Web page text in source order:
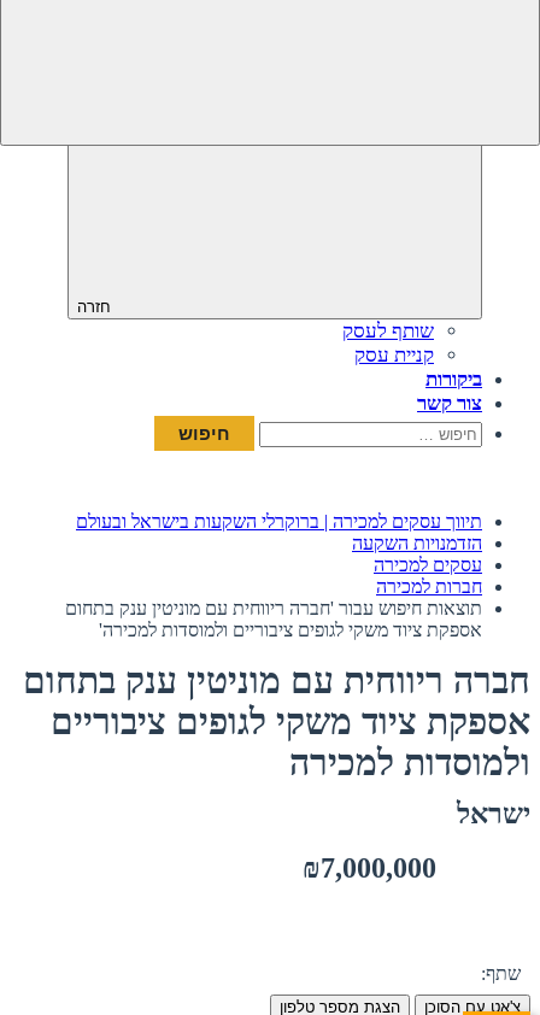
חזרה
שותף לעסק
קניית עסק
ביקורות
צור קשר
חיפוש:
תיווך עסקים למכירה | ברוקרלי השקעות בישראל ובעולם
הזדמנויות השקעה
עסקים למכירה
חברות למכירה
תוצאות חיפוש עבור 'חברה ריווחית עם מוניטין ענק בתחום
אספקת ציוד משקי לגופים ציבוריים ולמוסדות למכירה'
חברה ריווחית עם מוניטין ענק בתחום
אספקת ציוד משקי לגופים ציבוריים
ולמוסדות למכירה
ישראל
₪7,000,000
שתף:
צ'אט עם הסוכן הצגת מספר טלפון